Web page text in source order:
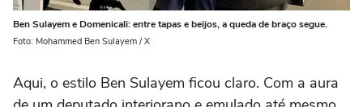
Ben Sulayem e Domenicali: entre tapas e beijos, a queda de braço segue.
Foto: Mohammed Ben Sulayem / X
Aqui, o estilo Ben Sulayem ficou claro. Com a aura